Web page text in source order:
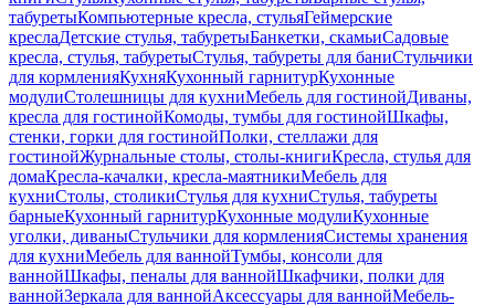
табуретыКомпьютерные кресла, стульяГеймерские
креслаДетские стулья, табуретыБанкетки, скамьиСадовые
кресла, стулья, табуретыСтулья, табуреты для баниСтульчики
для кормленияКухняКухонный гарнитурКухонные
модулиСтолешницы для кухниМебель для гостинойДиваны,
кресла для гостинойКомоды, тумбы для гостинойШкафы,
стенки, горки для гостинойПолки, стеллажи для
гостинойЖурнальные столы, столы-книгиКресла, стулья для
домаКресла-качалки, кресла-маятникиМебель для
кухниСтолы, столикиСтулья для кухниСтулья, табуреты
барныеКухонный гарнитурКухонные модулиКухонные
уголки, диваныСтульчики для кормленияСистемы хранения
для кухниМебель для ваннойТумбы, консоли для
ваннойШкафы, пеналы для ваннойШкафчики, полки для
ваннойЗеркала для ваннойАксессуары для ваннойМебель-